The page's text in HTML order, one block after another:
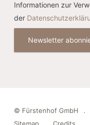
Informationen zur
der
Newsletter
© Fürstenhof GmbH